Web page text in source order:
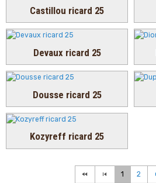
Castillou ricard 25
Devaux ricard 25
Dousse ricard 25
Kozyreff ricard 25
1 2